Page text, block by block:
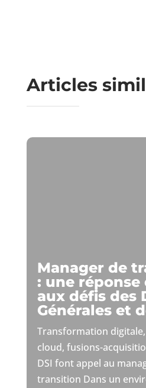
Articles
Manager de
: une réponse
aux défis des
Générales et
Transformation
cloud, fusions-
DSI font appel au
transition Dans un